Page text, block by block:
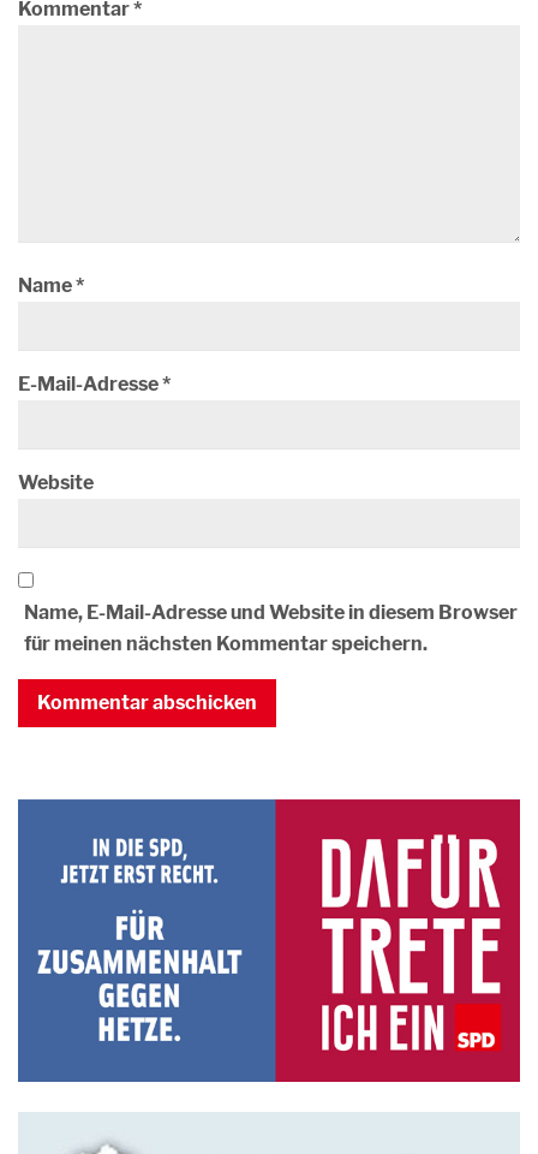
Kommentar*
Name*
E-Mail-Adresse*
Website
Name, E-Mail-Adresse und Website in diesem Browser
für meinen nächsten Kommentar speichern.